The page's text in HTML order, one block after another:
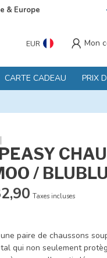
& Europe
EUR Mon
CARTE CADEAU PRIX
/
Taxes incluses
paire de chaussons
qui non seulement